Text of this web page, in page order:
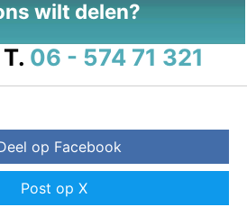
wilt delen?
T. 06 - 574 71 321
op Facebook
Post op X